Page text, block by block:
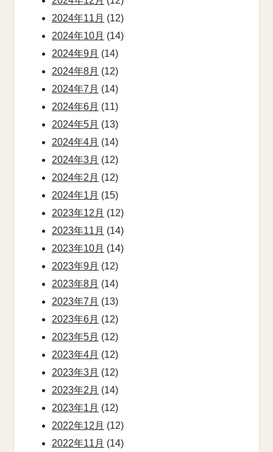
2024年11月 (12)
2024年10月 (14)
2024年9月 (14)
2024年8月 (12)
2024年7月 (14)
2024年6月 (11)
2024年5月 (13)
2024年4月 (14)
2024年3月 (12)
2024年2月 (12)
2024年1月 (15)
2023年12月 (12)
2023年11月 (14)
2023年10月 (14)
2023年9月 (12)
2023年8月 (14)
2023年7月 (13)
2023年6月 (12)
2023年5月 (12)
2023年4月 (12)
2023年3月 (12)
2023年2月 (14)
2023年1月 (12)
2022年12月 (12)
2022年11月 (14)